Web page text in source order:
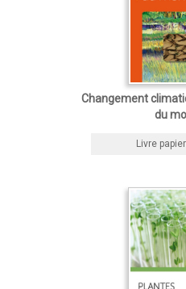
Changement
du
Livre papier